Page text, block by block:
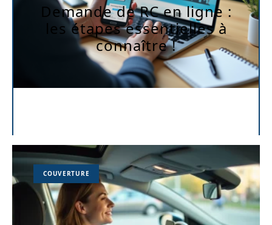
Demande de RC en ligne :
les étapes essentielles à
connaître !
COUVERTURE